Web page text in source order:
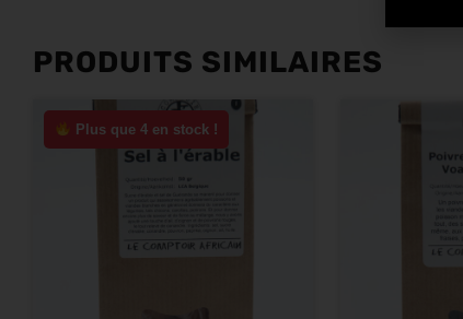
PRODUITS SIMILAIRES
Plus que 4 en stock !